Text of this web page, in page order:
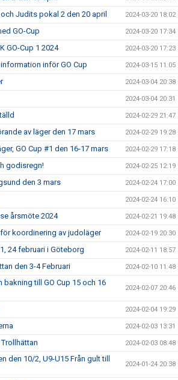
Judits pokal 2 den 20 april 2024-03-20 18:02
GO-Cup 2024-03-20 17:34
GO-Cup 1 2024 2024-03-20 17:23
inför GO Cup 2024-03-15 11:05
2024-03-04 20:38
2024-03-04 20:31
2024-02-29 21:47
av läger den 17 mars 2024-02-29 19:28
GO Cup #1 den 16-17 mars 2024-02-29 17:18
godisregn! 2024-02-25 12:19
den 3 mars 2024-02-24 17:00
2024-02-24 16:10
årsmöte 2024 2024-02-21 19:48
koordinering av judoläger 2024-02-19 20:30
24 februari i Göteborg 2024-02-11 18:57
den 3-4 Februari 2024-02-10 11:48
till GO Cup 15 och 16
2024-02-07 20:46
2024-02-04 19:29
2024-02-03 13:31
2024-02-03 08:48
den 10/2, U9-U15 Från gult till
2024-01-24 20:38